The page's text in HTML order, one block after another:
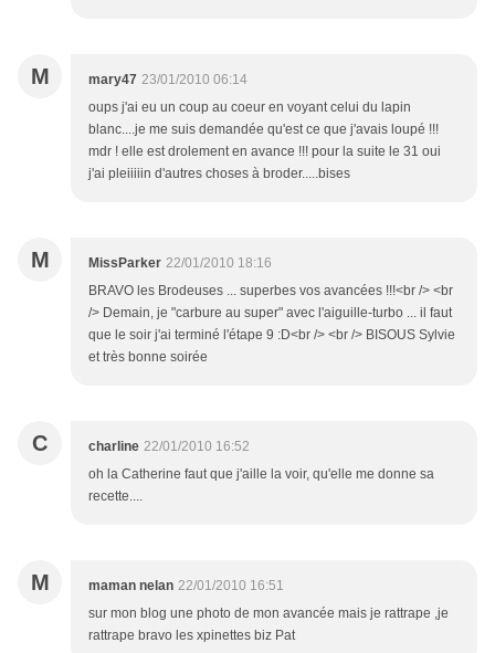
M mary47 23/01/2010 06:14
oups j'ai eu un coup au coeur en voyant celui du lapin
blanc....je me suis demandée qu'est ce que j'avais loupé !!!
mdr ! elle est drolement en avance !!! pour la suite le 31 oui
j'ai pleiiiiin d'autres choses à broder.....bises
M MissParker 22/01/2010 18:16
BRAVO les Brodeuses ... superbes vos avancées !!!<br /> <br
/> Demain, je "carbure au super" avec l'aiguille-turbo ... il faut
que le soir j'ai terminé l'étape 9 :D<br /> <br /> BISOUS Sylvie
et très bonne soirée
C charline 22/01/2010 16:52
oh la Catherine faut que j'aille la voir, qu'elle me donne sa
recette....
M maman nelan 22/01/2010 16:51
sur mon blog une photo de mon avancée mais je rattrape ,je
rattrape bravo les xpinettes biz Pat